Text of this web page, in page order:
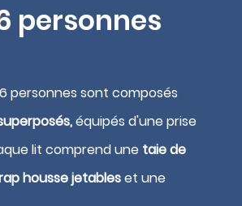
personnes
personnes sont composés
équipés d'une prise
lit comprend une taie de
housse jetableset une